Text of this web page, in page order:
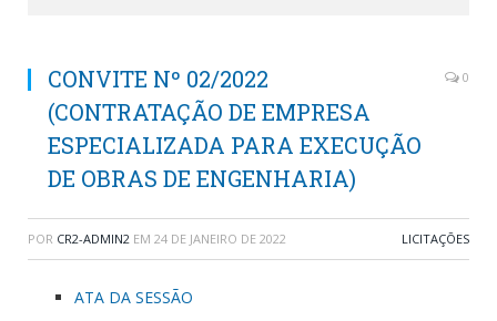
CONVITE Nº 02/2022
(CONTRATAÇÃO DE EMPRESA
ESPECIALIZADA PARA EXECUÇÃO
DE OBRAS DE ENGENHARIA)
0
POR CR2-ADMIN2 EM 24 DE JANEIRO DE 2022 LICITAÇÕES
ATA DA SESSÃO